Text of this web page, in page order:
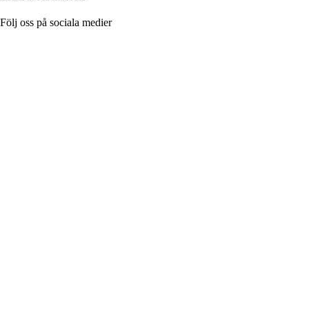
Följ oss på sociala medier